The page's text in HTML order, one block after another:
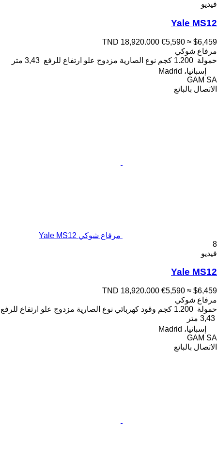
فيديو
Yale MS12
TND 18,920.000 €5,590 ≈ $6,459
مرفاع شوكي
حمولة 1.200 كجم نوع الصارية مزدوج علو ارتفاع للرفع 3,43 متر
إسبانيا، Madrid
GAM SA
الاتصال بالبائع
مرفاع شوكي Yale MS12
8
فيديو
Yale MS12
TND 18,920.000 €5,590 ≈ $6,459
مرفاع شوكي
حمولة 1.200 كجم وقود كهربائي نوع الصارية مزدوج علو ارتفاع للرفع
3,43 متر
إسبانيا، Madrid
GAM SA
الاتصال بالبائع